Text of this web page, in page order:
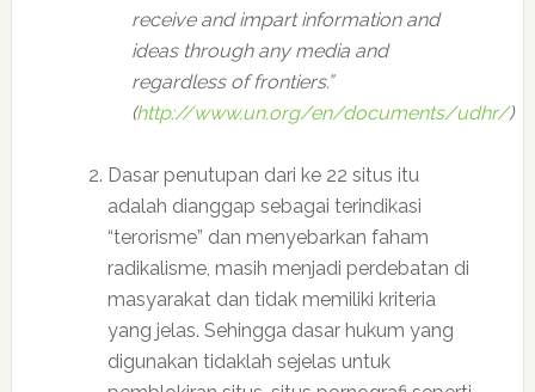
receive and impart information and
ideas through any media and
regardless of frontiers.”
(http://www.un.org/en/documents/udhr/)
Dasar penutupan dari ke 22 situs itu
adalah dianggap sebagai terindikasi
“terorisme” dan menyebarkan faham
radikalisme, masih menjadi perdebatan di
masyarakat dan tidak memiliki kriteria
yang jelas. Sehingga dasar hukum yang
digunakan tidaklah sejelas untuk